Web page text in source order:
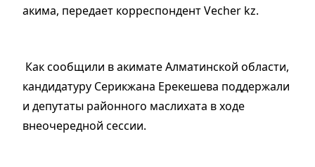
акима, передает корреспондент Vecher kz.
Как сообщили в акимате Алматинской области,
кандидатуру Серикжана Ерекешева поддержали
и депутаты районного маслихата в ходе
внеочередной сессии.